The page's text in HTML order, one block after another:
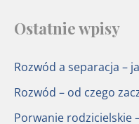
Ostatnie wpisy
Rozwód a separacja –
Rozwód – od czego
Porwanie rodzicielskie